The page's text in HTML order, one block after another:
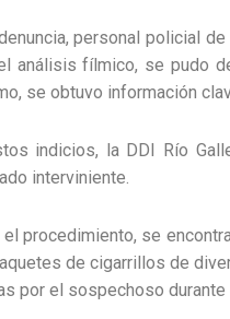
personal policial
análisis fílmico, se pudo
se obtuvo información
indicios, la DDI Río
interviniente.
el procedimiento, se
de cigarrillos de
por el sospechoso